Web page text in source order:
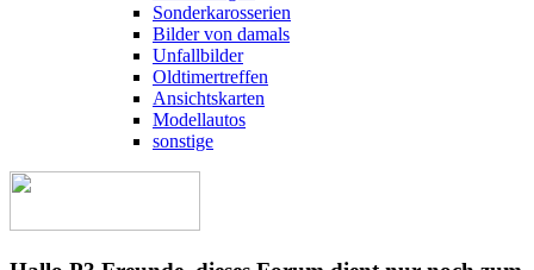
Sonderkarosserien
Bilder von damals
Unfallbilder
Oldtimertreffen
Ansichtskarten
Modellautos
sonstige